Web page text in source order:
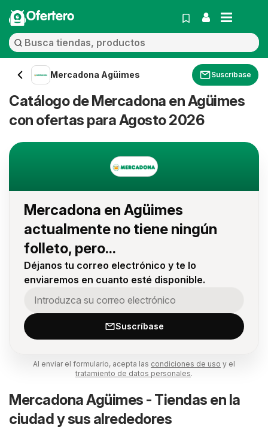
Ofertero
Mercadona Agüimes Suscríbase
Catálogo de Mercadona en Agüimes
con ofertas para Agosto 2026
Mercadona en Agüimes
actualmente no tiene ningún
folleto, pero...
Déjanos tu correo electrónico y te lo
enviaremos en cuanto esté disponible.
Suscríbase
Al enviar el formulario, acepta las condiciones de uso y el
tratamiento de datos personales.
Mercadona Agüimes - Tiendas en la
ciudad y sus alrededores